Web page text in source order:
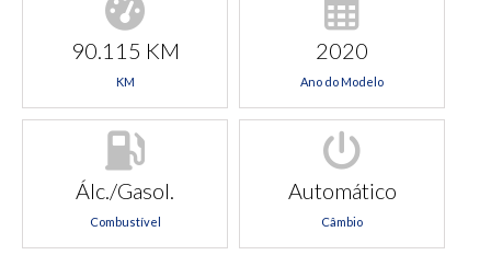
90.115 KM
KM
2020
Ano do Modelo
Álc./Gasol.
Combustível
Automático
Câmbio